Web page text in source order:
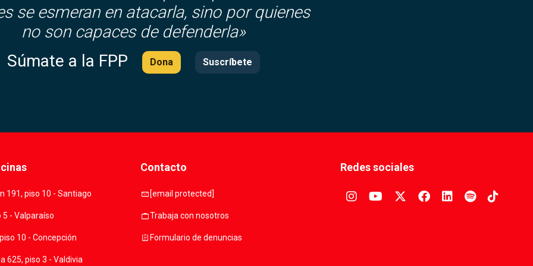
se esmeran en atacarla, sino por quienes
no son capaces de defenderla»
Súmate a la FPP
Dona Suscríbete
191, piso 10 - Santiago
5 - Valparaíso
10 - Concepción
625, piso 3 - Valdivia
Contacto
mail [email protected]
workTrabaja con nosotros
assignment Formulario de denuncias
Redes sociales